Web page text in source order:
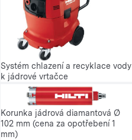
Systém chlazení a recyklace vody
k jádrové vrtačce
Korunka jádrová diamantová Ø
102 mm (cena za opotřebení 1
mm)